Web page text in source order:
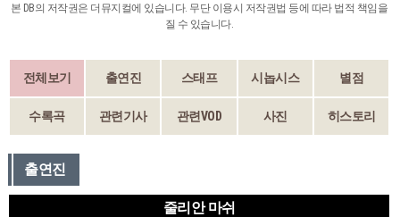
본 DB의 저작권은 더뮤지컬에 있습니다. 무단 이용시 저작권법 등에 따라 법적 책임을
질 수 있습니다.
전체보기 출연진 스태프 시놉시스 별점
수록곡 관련기사 관련VOD 사진 히스토리
출연진
줄리안 마쉬